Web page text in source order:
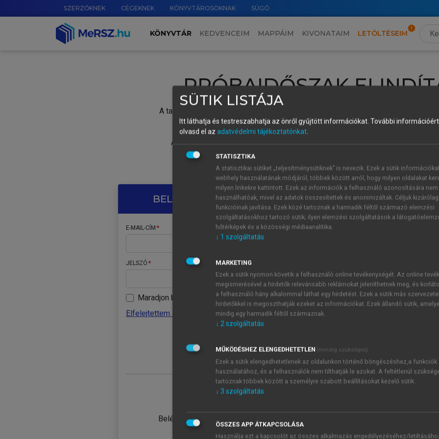
SZERZŐKNEK CÉGEKNEK KÖNYVTÁROSOKNAK SÚGÓ
KÖNYVTÁR KEDVENCEIM MAPPÁIM KIVONATAIM LETÖLTÉSEIM
PRÓBAIDŐSZAK
A tartalom megtekintéséhez lépj be a saját fiókoddal, iskolai azonosítóddal vagy
Új felhasználóként1 óra díjmentes hozzáférésrevagy
A próbaidőszak elindításához,
vagy hozz
A regisztráció után a
BELÉPÉS SAJÁT FIÓKKAL
E-MAIL-CÍM
JELSZÓ
Maradjon belépve
Elfelejtettem a jelszavamat
Belépés intézményi azonosítóval
ÚJ FIÓK
1 óra
JELSZÓ
Kérek értesítést a MeRSZ
Kérek értesítést az
SÜTIK LISTÁJA
Itt láthatja és testreszabhatja az önről gyűjtött információkat. További
olvasd el az adatvédelmi tájékoztatónkat.
STATISZTIKA
A statisztikai sütiket „teljesítménysütiknek” is nevezik. Ezek a sütik
webhely használatának módjáról, többek között arról, hogy milyen oldalakat
milyen linkekre kattintott. Ezek az információk a felhasználó azonosítására nem
használhatóak, mivel az adatok összesítettek és anonimizáltak. Céljuk
funkcióinak javítása. Ezek közé tartoznak a harmadik féltől származó elemzési
szolgáltatásokhoz tartozó sütik; ilyen elemzési szolgáltatások a
hőtérképek és a közösségi médiaanalitika.
↓ 1 szolgáltatás
MARKETING
Ezek a sütik nyomon követik a felhasználó online tevékenységét. Az online
megismerésével a hirdetők relevánsabb reklámokat jeleníthetnek meg, és
a felhasználó hány alkalommal láthat egy hirdetést. Ezek a sütik más
hirdetőkkel is megoszthatják ezeket az információkat. Ezek állandó sütik,
mindig egy harmadik féltől származnak.
↓ 2szolgáltatás
MŰKÖDÉSHEZ ELENGEDHETETLEN (mindig szükséges)
Ezek a sütik elengedhetetlenek az oldalunkon történő böngészéshez,a funkciók
használatához, és a felhasználók nem tilthatják le azokat. A feltétlenül
tartoznak többek között a személyre szabott beállításokat kezelő sütik.
↓ 3 szolgáltatás
ÖSSZES APP ÁTKAPCSOLÁSA
Használja ezt a kapcsolót az összes alkalmazás engedélyezéséhez/